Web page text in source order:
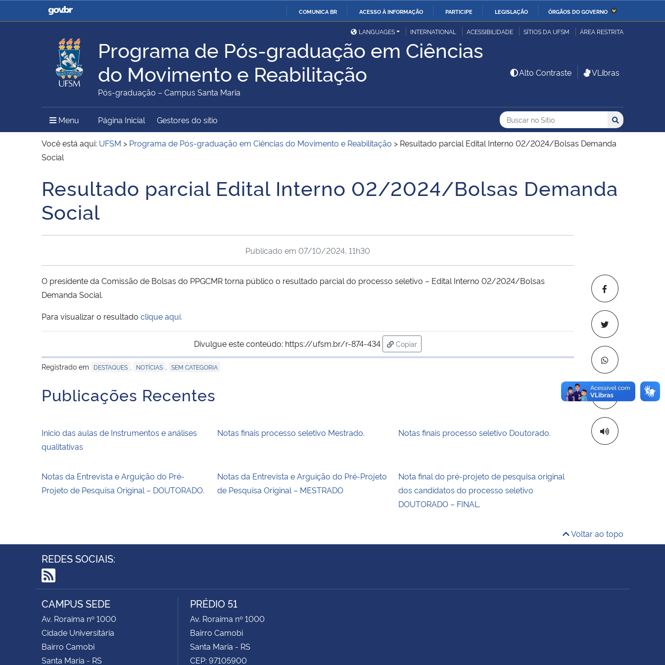
PARA
O
CONTEÚDO
COMUNICA BR ACESSO À INFORMAÇÃO PARTICIPE LEGISLAÇÃO ÓRGÃOS DO GOVERNO
Casa Civil
Ministério da Justiça e
Ministério da Defesa
Ministério das Relações
Exteriores
Ministério da Economia Ministério da Infraestrutura
Ministério da Agricultura,
Pecuária e Abastecimento
Ministério da Educação Ministério da Cidadania Ministério da Saúde Ministério de Minas e Energia
Tecnologia, Inovações e
Humanos
Secretaria-Geral
LANGUAGES INTERNATIONAL ACESSIBILIDADE SÍTIOS DA UFSM ÁREA RESTRITA
Programa de Pós-graduação em Ciências
do Movimento e Reabilitação
Pós-graduação – Campus Santa Maria
Alto Contraste VLibras
Menu Menu Principal do Sítio
Página Inicial Gestores do sítio Busca
Buscar no no Sítio
Busca: Buscar
Você está aqui: UFSM > Programa de Pós-graduação em Ciências do Movimento e Reabilitação > Resultado parcial Edital Interno 02/2024/Bolsas Demanda
Social
Início do conteúdo
Resultado parcial Edital Interno 02/2024/Bolsas Demanda
Social
Copiar para
Publicado em 07/10/2024, 11h30
O presidente da Comissão de Bolsas do PPGCMR torna público o resultado parcial do processo seletivo – Edital Interno 02/2024/Bolsas
Demanda Social.
Para visualizar o resultado clique aqui.
Divulgue este conteúdo: https://ufsm.br/r-874-434
Copiar
para área de transferência
Registrado em
DESTAQUES NOTÍCIAS SEM CATEGORIA
Publicações Recentes
Inicio das aulas de Instrumentos e análises
qualitativas
Notas finais processo seletivo Mestrado. Notas finais processo seletivo Doutorado.
Notas da Entrevista e Arguição do Pré-
Projeto de Pesquisa Original – DOUTORADO.
Notas da Entrevista e Arguição do Pré-Projeto
de Pesquisa Original – MESTRADO
Nota final do pré-projeto de pesquisa original
dos candidatos do processo seletivo
DOUTORADO – FINAL.
Voltar ao topo
REDES SOCIAIS:
RSS
CAMPUS SEDE
Av. Roraima nº 1000
Cidade Universitária
Bairro Camobi
Santa Maria - RS
PRÉDIO 51
Av. Roraima nº 1000
Bairro Camobi
Santa Maria - RS
CEP: 97105900